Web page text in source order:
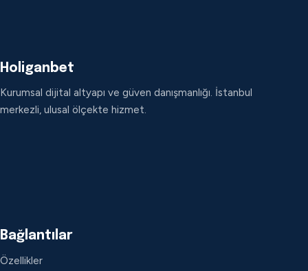
Holiganbet
Kurumsal dijital altyapı ve güven danışmanlığı. İstanbul
merkezli, ulusal ölçekte hizmet.
Bağlantılar
Özellikler